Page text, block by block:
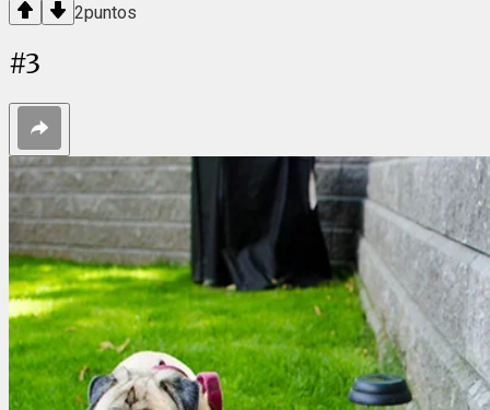
2puntos
#3